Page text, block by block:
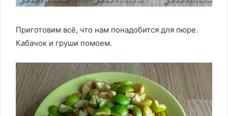
Приготовим всё, что нам понадобится для пюре.
Кабачок и груши помоем.